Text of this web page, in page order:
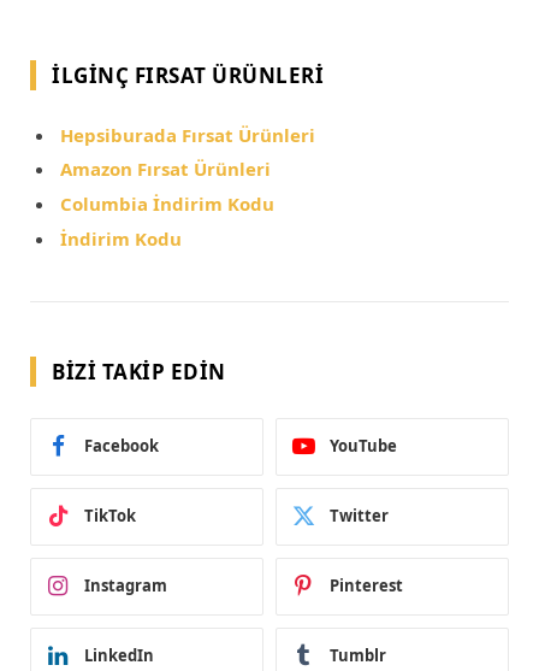
İLGINÇ FIRSAT ÜRÜNLERI
Hepsiburada Fırsat Ürünleri
Amazon Fırsat Ürünleri
Columbia İndirim Kodu
İndirim Kodu
BIZI TAKIP EDIN
Facebook YouTube
TikTok Twitter
Instagram Pinterest
LinkedIn Tumblr